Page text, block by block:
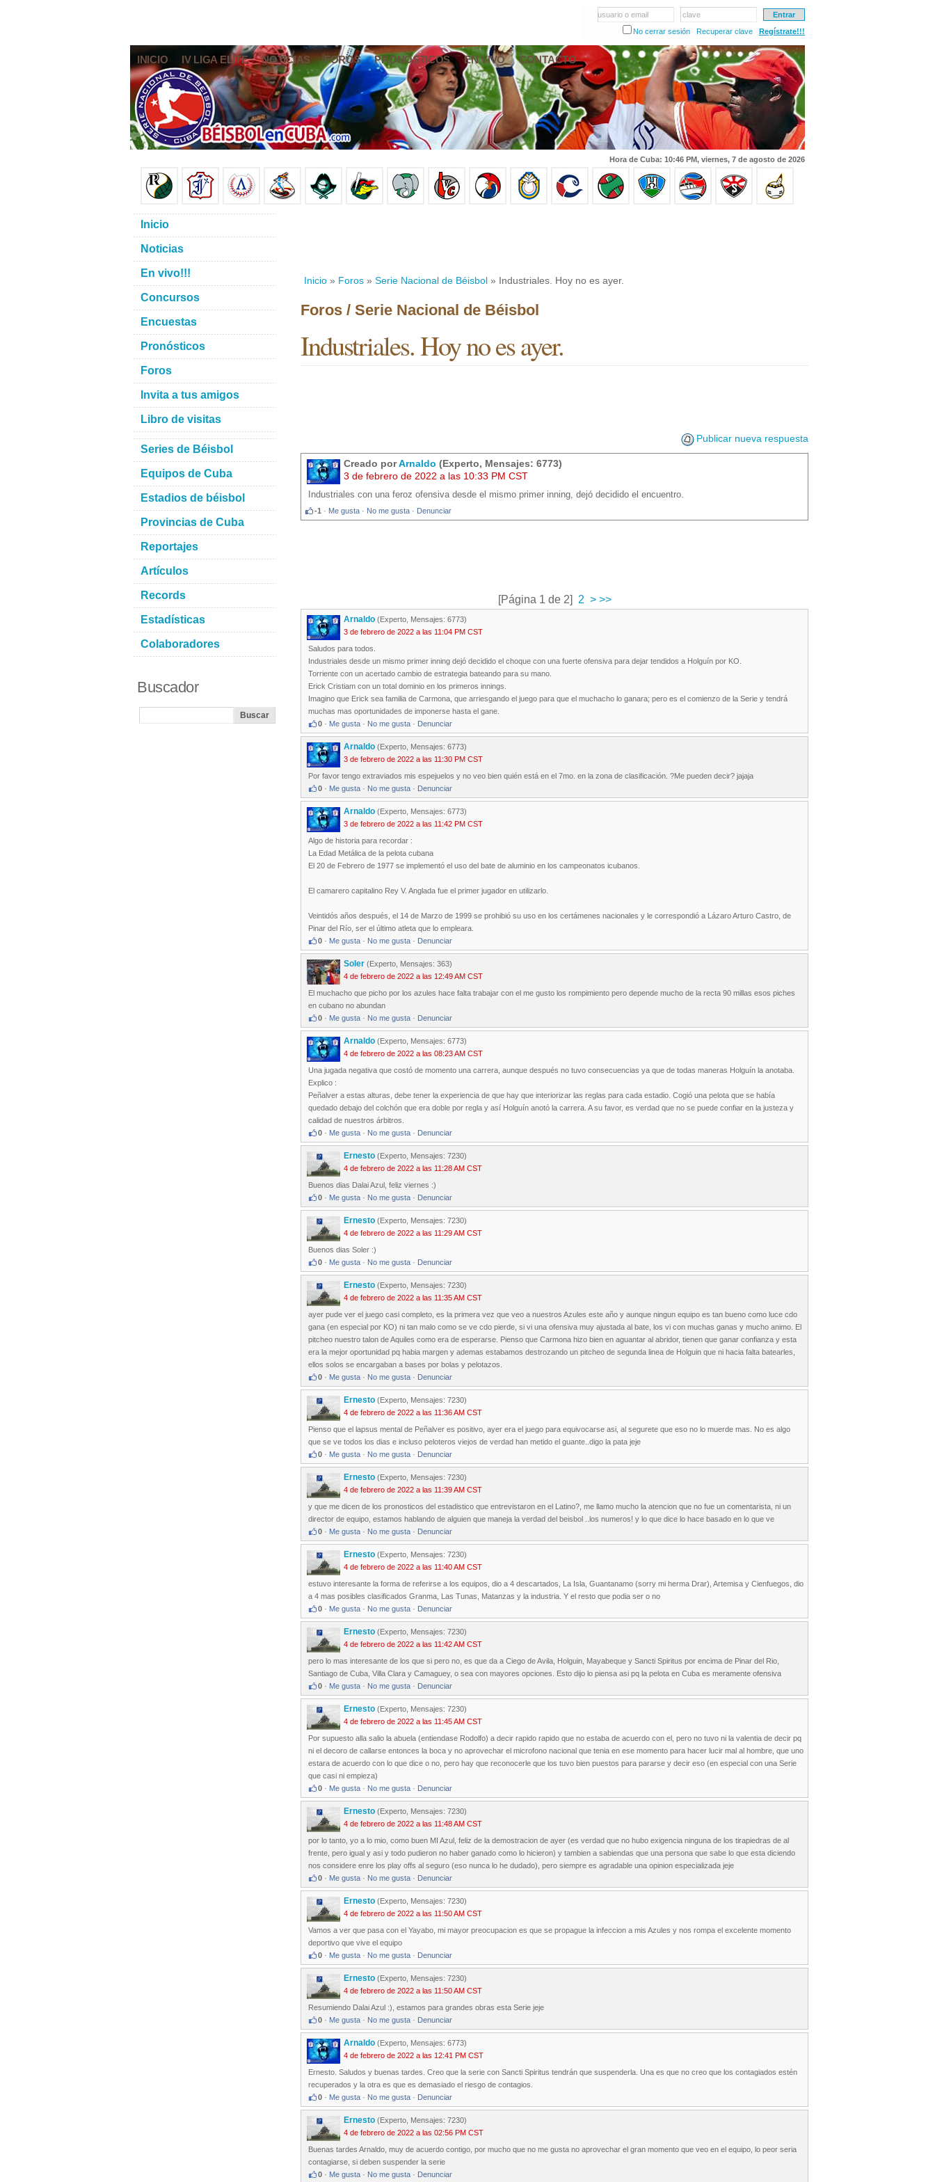
usuario o email
clave
No cerrar sesión
Recuperar clave Regístrate!!!
INICIO IV LIGA ELITE NOTICIAS FOROS PRONÓSTICOS EN VIVO CONTACTO
Hora de Cuba: 10:46 PM, viernes, 7 de agosto de 2026
Inicio » Foros » Serie Nacional de Béisbol » Industriales. Hoy no es ayer.
Foros / Serie Nacional de Béisbol
Industriales. Hoy no es ayer.
Publicar nueva respuesta
Creado porArnaldo (Experto, Mensajes: 6773)
3 de febrero de 2022 a las 10:33 PM CST
Industriales con una feroz ofensiva desde el mismo primer inning, dejó decidido el encuentro.
-1 · Me gusta · No me gusta · Denunciar
[Página 1 de 2] 2 >>>
Arnaldo (Experto, Mensajes: 6773)
3 de febrero de 2022 a las 11:04 PM CST
Saludos para todos.
Industriales desde un mismo primer inning dejó decidido el choque con una fuerte ofensiva para dejar tendidos a Holguín por KO.
Torriente con un acertado cambio de estrategia bateando para su mano.
Erick Cristiam con un total dominio en los primeros innings.
Imagino que Erick sea familia de Carmona, que arriesgando el juego para que el muchacho lo ganara; pero es el comienzo de la Serie y tendrá
muchas mas oportunidades de imponerse hasta el gane.
0 · Me gusta · No me gusta · Denunciar
Arnaldo (Experto, Mensajes: 6773)
3 de febrero de 2022 a las 11:30 PM CST
Por favor tengo extraviados mis espejuelos y no veo bien quién está en el 7mo. en la zona de clasificación. ?Me pueden decir? jajaja
0 · Me gusta · No me gusta · Denunciar
Arnaldo (Experto, Mensajes: 6773)
3 de febrero de 2022 a las 11:42 PM CST
Algo de historia para recordar :
La Edad Metálica de la pelota cubana
El 20 de Febrero de 1977 se implementó el uso del bate de aluminio en los campeonatos icubanos.
El camarero capitalino Rey V. Anglada fue el primer jugador en utilizarlo.
Veintidós años después, el 14 de Marzo de 1999 se prohibió su uso en los certámenes nacionales y le correspondió a Lázaro Arturo Castro, de
Pinar del Río, ser el último atleta que lo empleara.
0 · Me gusta · No me gusta · Denunciar
Soler (Experto, Mensajes: 363)
4 de febrero de 2022 a las 12:49 AM CST
El muchacho que picho por los azules hace falta trabajar con el me gusto los rompimiento pero depende mucho de la recta 90 millas esos piches
en cubano no abundan
0 · Me gusta · No me gusta · Denunciar
Arnaldo (Experto, Mensajes: 6773)
4 de febrero de 2022 a las 08:23 AM CST
Una jugada negativa que costó de momento una carrera, aunque después no tuvo consecuencias ya que de todas maneras Holguín la anotaba.
Explico :
Peñalver a estas alturas, debe tener la experiencia de que hay que interiorizar las reglas para cada estadio. Cogió una pelota que se había
quedado debajo del colchón que era doble por regla y así Holguín anotó la carrera. A su favor, es verdad que no se puede confiar en la justeza y
calidad de nuestros árbitros.
0 · Me gusta · No me gusta · Denunciar
Ernesto (Experto, Mensajes: 7230)
4 de febrero de 2022 a las 11:28 AM CST
Buenos dias Dalai Azul, feliz viernes :)
0 · Me gusta · No me gusta · Denunciar
Ernesto (Experto, Mensajes: 7230)
4 de febrero de 2022 a las 11:29 AM CST
Buenos dias Soler :)
0 · Me gusta · No me gusta · Denunciar
Ernesto (Experto, Mensajes: 7230)
4 de febrero de 2022 a las 11:35 AM CST
ayer pude ver el juego casi completo, es la primera vez que veo a nuestros Azules este año y aunque ningun equipo es tan bueno como luce cdo
gana (en especial por KO) ni tan malo como se ve cdo pierde, si vi una ofensiva muy ajustada al bate, los vi con muchas ganas y mucho animo. El
pitcheo nuestro talon de Aquiles como era de esperarse. Pienso que Carmona hizo bien en aguantar al abridor, tienen que ganar confianza y esta
era la mejor oportunidad pq habia margen y ademas estabamos destrozando un pitcheo de segunda linea de Holguin que ni hacia falta batearles,
ellos solos se encargaban a bases por bolas y pelotazos.
0 · Me gusta · No me gusta · Denunciar
Ernesto (Experto, Mensajes: 7230)
4 de febrero de 2022 a las 11:36 AM CST
Pienso que el lapsus mental de Peñalver es positivo, ayer era el juego para equivocarse asi, al segurete que eso no lo muerde mas. No es algo
que se ve todos los dias e incluso peloteros viejos de verdad han metido el guante..digo la pata jeje
0 · Me gusta · No me gusta · Denunciar
Ernesto (Experto, Mensajes: 7230)
4 de febrero de 2022 a las 11:39 AM CST
y que me dicen de los pronosticos del estadistico que entrevistaron en el Latino?, me llamo mucho la atencion que no fue un comentarista, ni un
director de equipo, estamos hablando de alguien que maneja la verdad del beisbol ..los numeros! y lo que dice lo hace basado en lo que ve
0 · Me gusta · No me gusta · Denunciar
Ernesto (Experto, Mensajes: 7230)
4 de febrero de 2022 a las 11:40 AM CST
estuvo interesante la forma de referirse a los equipos, dio a 4 descartados, La Isla, Guantanamo (sorry mi herma Drar), Artemisa y Cienfuegos, dio
a 4 mas posibles clasificados Granma, Las Tunas, Matanzas y la industria. Y el resto que podia ser o no
0 · Me gusta · No me gusta · Denunciar
Ernesto (Experto, Mensajes: 7230)
4 de febrero de 2022 a las 11:42 AM CST
pero lo mas interesante de los que si pero no, es que da a Ciego de Avila, Holguin, Mayabeque y Sancti Spiritus por encima de Pinar del Rio,
Santiago de Cuba, Villa Clara y Camaguey, o sea con mayores opciones. Esto dijo lo piensa asi pq la pelota en Cuba es meramente ofensiva
0 · Me gusta · No me gusta · Denunciar
Ernesto (Experto, Mensajes: 7230)
4 de febrero de 2022 a las 11:45 AM CST
Por supuesto alla salio la abuela (entiendase Rodolfo) a decir rapido rapido que no estaba de acuerdo con el, pero no tuvo ni la valentia de decir pq
ni el decoro de callarse entonces la boca y no aprovechar el microfono nacional que tenia en ese momento para hacer lucir mal al hombre, que uno
estara de acuerdo con lo que dice o no, pero hay que reconocerle que los tuvo bien puestos para pararse y decir eso (en especial con una Serie
que casi ni empieza)
0 · Me gusta · No me gusta · Denunciar
Ernesto (Experto, Mensajes: 7230)
4 de febrero de 2022 a las 11:48 AM CST
por lo tanto, yo a lo mio, como buen MI Azul, feliz de la demostracion de ayer (es verdad que no hubo exigencia ninguna de los tirapiedras de al
frente, pero igual y asi y todo pudieron no haber ganado como lo hicieron) y tambien a sabiendas que una persona que sabe lo que esta diciendo
nos considere enre los play offs al seguro (eso nunca lo he dudado), pero siempre es agradable una opinion especializada jeje
0 · Me gusta · No me gusta · Denunciar
Ernesto (Experto, Mensajes: 7230)
4 de febrero de 2022 a las 11:50 AM CST
Vamos a ver que pasa con el Yayabo, mi mayor preocupacion es que se propague la infeccion a mis Azules y nos rompa el excelente momento
deportivo que vive el equipo
0 · Me gusta · No me gusta · Denunciar
Ernesto (Experto, Mensajes: 7230)
4 de febrero de 2022 a las 11:50 AM CST
Resumiendo Dalai Azul :), estamos para grandes obras esta Serie jeje
0 · Me gusta · No me gusta · Denunciar
Arnaldo (Experto, Mensajes: 6773)
4 de febrero de 2022 a las 12:41 PM CST
Ernesto. Saludos y buenas tardes. Creo que la serie con Sancti Spiritus tendrán que suspenderla. Una es que no creo que los contagiados estén
recuperados y la otra es que es demasiado el riesgo de contagios.
0 · Me gusta · No me gusta · Denunciar
Ernesto (Experto, Mensajes: 7230)
4 de febrero de 2022 a las 02:56 PM CST
Buenas tardes Arnaldo, muy de acuerdo contigo, por mucho que no me gusta no aprovechar el gran momento que veo en el equipo, lo peor seria
contagiarse, si deben suspender la serie
0 · Me gusta · No me gusta · Denunciar
Inicio
Noticias
En vivo!!!
Concursos
Encuestas
Pronósticos
Foros
Invita a tus amigos
Libro de visitas
Series de Béisbol
Equipos de Cuba
Estadios de béisbol
Provincias de Cuba
Reportajes
Artículos
Records
Estadísticas
Colaboradores
Buscador